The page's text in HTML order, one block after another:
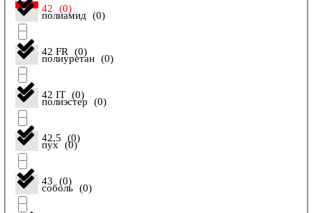
42 (0)
42 FR (0)
42 IT (0)
42,5 (0)
43 (0)
полиамид (0)
полиуретан (0)
полиэстер (0)
пух (0)
соболь (0)